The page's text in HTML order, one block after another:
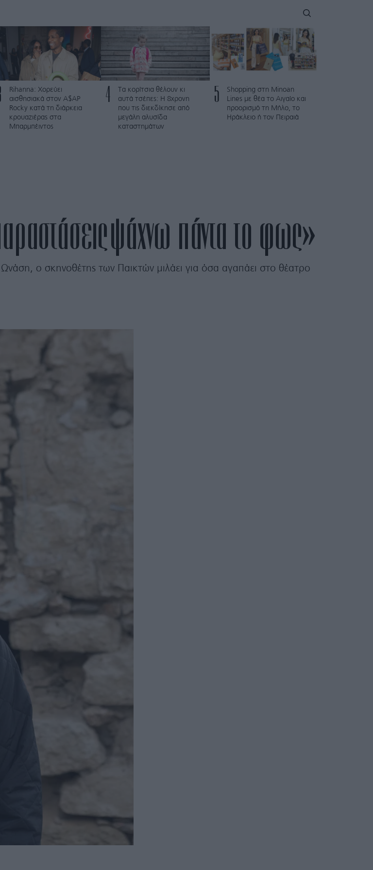
Rihanna: Χορεύει
αισθησιακά στον A$AP
Rocky κατά τη διάρκεια
κρουαζιέρας στα
Μπαρμπέιντος
4
Τα κορίτσια θέλουν κι
αυτά τσέπες: Η 8χρονη
που τις διεκδίκησε από
μεγάλη αλυσίδα
καταστημάτων
5
Shopping στη Minoan
Lines με θέα το Αιγαίο και
προορισμό τη Μήλο, το
Ηράκλειο ή τον Πειραιά
ψάχνω πάντα το φως»
ο σκηνοθέτης των Παικτών μιλάει για όσα αγαπάει στο θέατρο